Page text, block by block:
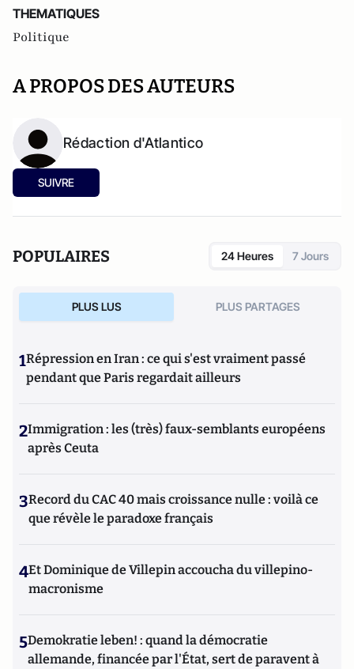
THEMATIQUES
Politique
A PROPOS DES AUTEURS
Rédaction d'Atlantico
SUIVRE
POPULAIRES 24 Heures 7 Jours
PLUS LUS PLUS PARTAGES
1Répression en Iran : ce qui s'est vraiment passé
pendant que Paris regardait ailleurs
2Immigration : les (très) faux-semblants européens
après Ceuta
3Record du CAC 40 mais croissance nulle : voilà ce
que révèle le paradoxe français
4Et Dominique de Villepin accoucha du villepino-
macronisme
5Demokratie leben! : quand la démocratie
allemande, financée par l'État, sert de paravent à